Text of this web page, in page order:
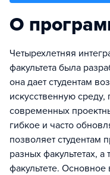
О
Четырехлетняя
факультета была
она дает студентам
искусственную среду,
современных
гибкое и часто
позволяет студентам
разных факультетах,
факультете.